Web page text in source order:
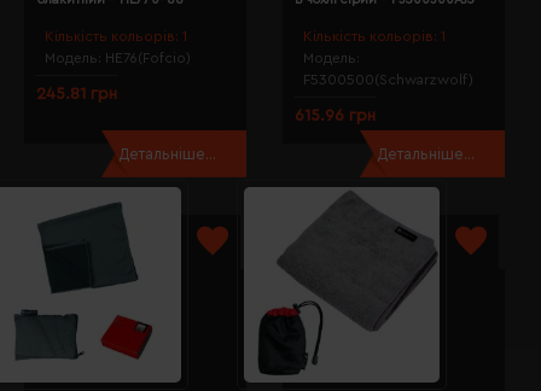
Кількість кольорів: 1
Модель: HE76(Fofcio)
245.81 грн
Детальніше...
Кількість кольорів: 1
Модель:
F5300500(Schwarzwolf)
615.96 грн
Детальніше...